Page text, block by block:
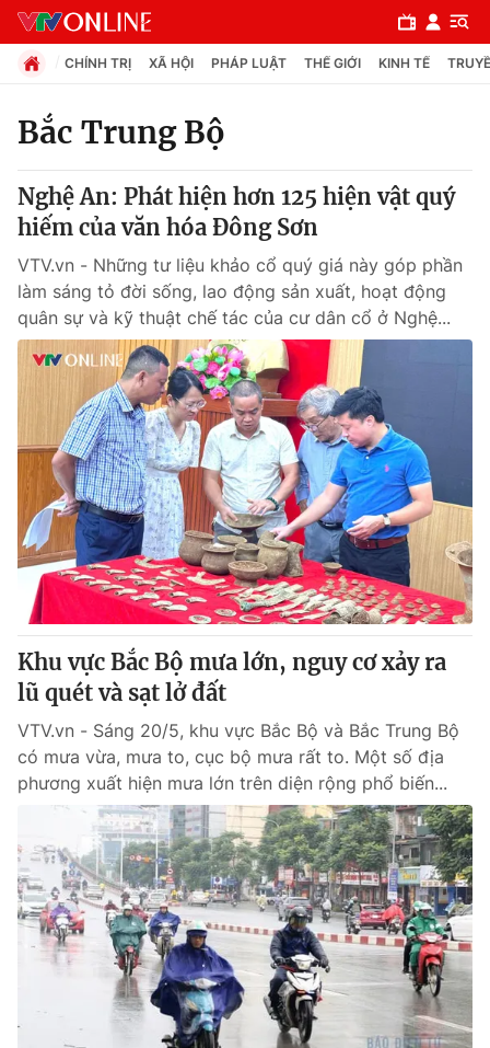
Chuyên mục
Chính trị
Xã hội
Pháp luật
Thế giới
Tin tức
Thế giới đó đây
Câu chuyện quốc tế
Kinh tế
Tài chính
Thị trường
Góc doanh nghiệp
Dữ liệu và đời sống
Truyền hình
Phim VTV
Hậu trường
Nhân vật
Khán giả
Giải sao mai
Giải trí
Điện ảnh
Âm nhạc
Sao
Đời sống
Làm đẹp
Chất lượng cuộc sống
Giáo dục
Tuyển sinh
Học trực tuyến
Công nghệ
Hitech Công nghệ tương lai
Sản phẩm
Giao lưu trực tuyến
CHÍNH TRỊ XÃ HỘI PHÁP LUẬT THẾ GIỚI KINH TẾ
Bắc Trung Bộ
Nghệ An: Phát hiện hơn 125 hiện vật quý
hiếm của văn hóa Đông Sơn
VTV.vn - Những tư liệu khảo cổ quý giá này góp phần
làm sáng tỏ đời sống, lao động sản xuất, hoạt động
quân sự và kỹ thuật chế tác của cư dân cổ ở Nghệ...
Khu vực Bắc Bộ mưa lớn, nguy cơ xảy ra
lũ quét và sạt lở đất
VTV.vn - Sáng 20/5, khu vực Bắc Bộ và Bắc Trung Bộ
có mưa vừa, mưa to, cục bộ mưa rất to. Một số địa
phương xuất hiện mưa lớn trên diện rộng phổ biến...